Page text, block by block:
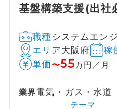
基盤構築支援(出社
職種システムエン
エリア大阪府 稼
単価 〜55万円／月
業界電気・ガス・水道
テーマ